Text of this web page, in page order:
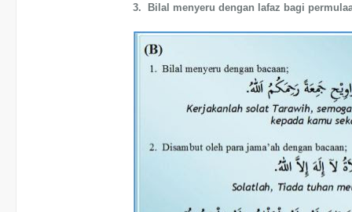
3. Bilal menyeru dengan lafaz bagi